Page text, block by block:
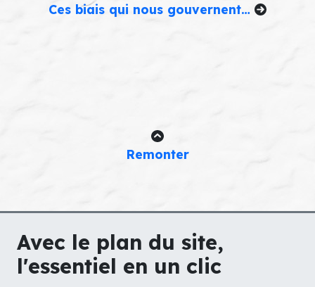
Ces biais qui nous gouvernent…
Remonter
Avec le plan du site,
l'essentiel en un clic